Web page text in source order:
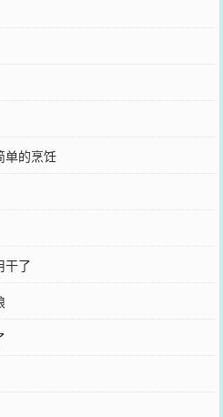
单的烹饪
干了